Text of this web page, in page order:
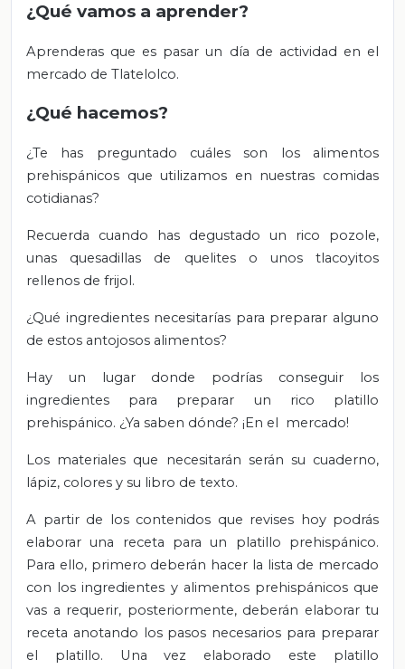
¿Qué vamos a aprender?
Aprenderas que es pasar un día de actividad en el
mercado de Tlatelolco.
¿Qué hacemos?
¿Te has preguntado cuáles son los alimentos
prehispánicos que utilizamos en nuestras comidas
cotidianas?
Recuerda cuando has degustado un rico pozole,
unas quesadillas de quelites o unos tlacoyitos
rellenos de frijol.
¿Qué ingredientes necesitarías para preparar alguno
de estos antojosos alimentos?
Hay un lugar donde podrías conseguir los
ingredientes para preparar un rico platillo
prehispánico. ¿Ya saben dónde? ¡En el mercado!
Los materiales que necesitarán serán su cuaderno,
lápiz, colores y su libro de texto.
A partir de los contenidos que revises hoy podrás
elaborar una receta para un platillo prehispánico.
Para ello, primero deberán hacer la lista de mercado
con los ingredientes y alimentos prehispánicos que
vas a requerir, posteriormente, deberán elaborar tu
receta anotando los pasos necesarios para preparar
el platillo. Una vez elaborado este platillo